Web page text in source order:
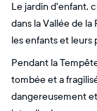
Le jardin d'enfant,
dans la Vallée de
les enfants et leurs
Pendant la
tombée et a
dangereusement